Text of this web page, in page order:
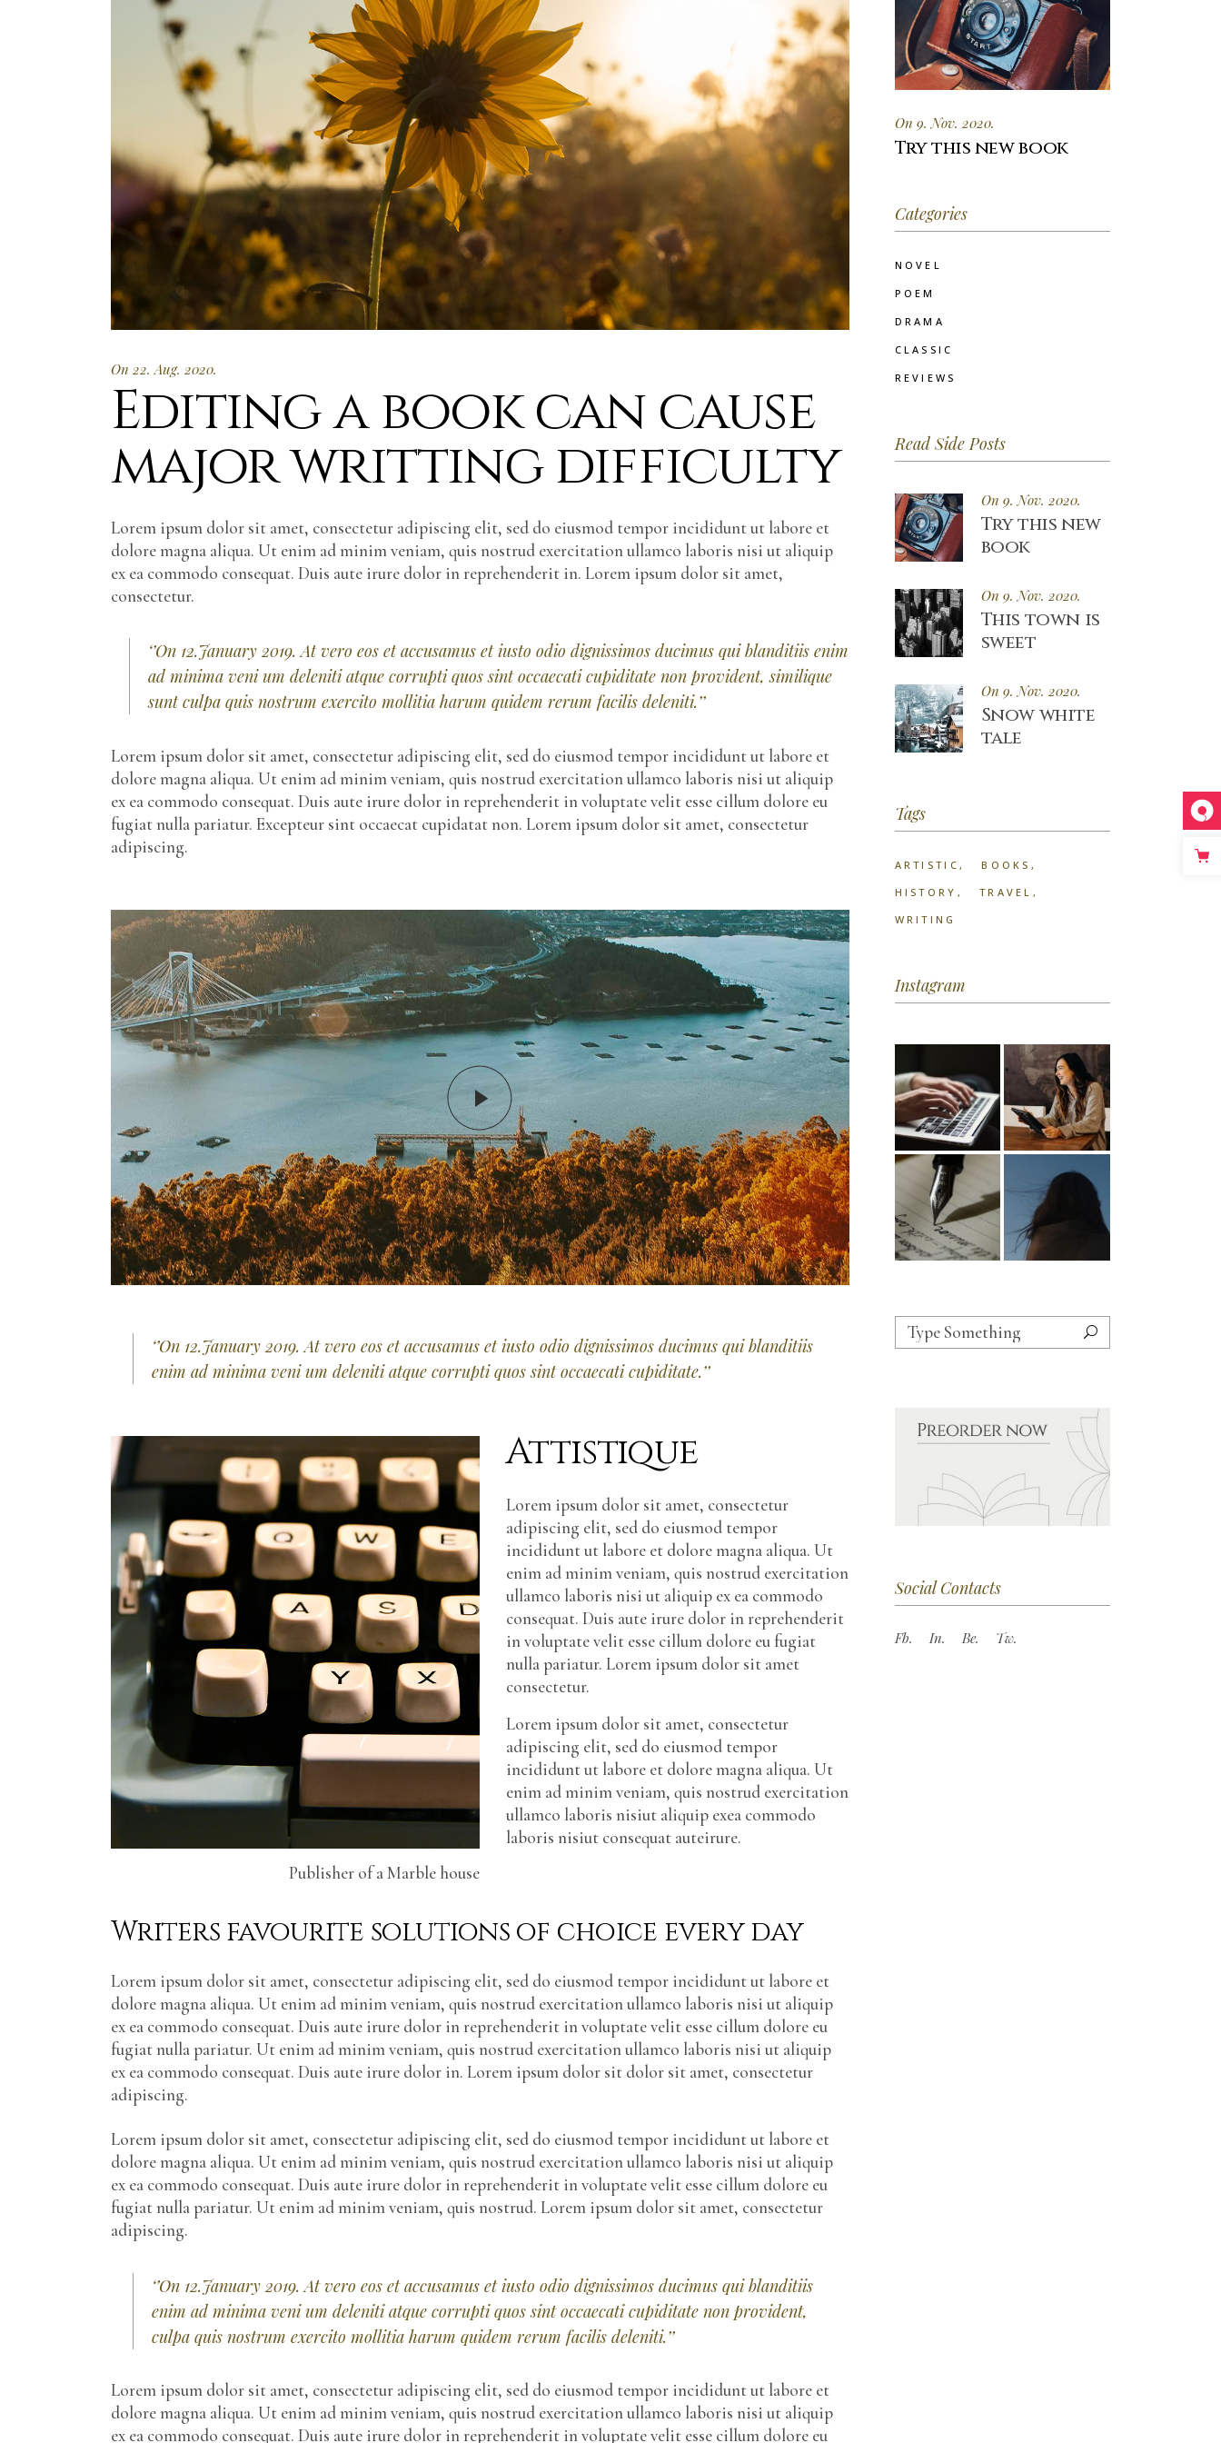
On 22. Aug. 2020.
Editing a book can cause
major writting difficulty
Lorem ipsum dolor sit amet, consectetur adipiscing elit, sed do eiusmod tempor incididunt ut labore et
dolore magna aliqua. Ut enim ad minim veniam, quis nostrud exercitation ullamco laboris nisi ut aliquip
ex ea commodo consequat. Duis aute irure dolor in reprehenderit in. Lorem ipsum dolor sit amet,
consectetur.
‘’On 12.January 2019. At vero eos et accusamus et iusto odio dignissimos ducimus qui blanditiis enim
ad minima veni um deleniti atque corrupti quos sint occaecati cupiditate non provident, similique
sunt culpa quis nostrum exercito mollitia harum quidem rerum facilis deleniti.’’
Lorem ipsum dolor sit amet, consectetur adipiscing elit, sed do eiusmod tempor incididunt ut labore et
dolore magna aliqua. Ut enim ad minim veniam, quis nostrud exercitation ullamco laboris nisi ut aliquip
ex ea commodo consequat. Duis aute irure dolor in reprehenderit in voluptate velit esse cillum dolore eu
fugiat nulla pariatur. Excepteur sint occaecat cupidatat non. Lorem ipsum dolor sit amet, consectetur
adipiscing.
‘’On 12.January 2019. At vero eos et accusamus et iusto odio dignissimos ducimus qui blanditiis
enim ad minima veni um deleniti atque corrupti quos sint occaecati cupiditate.’’
Attistique
Lorem ipsum dolor sit amet, consectetur
adipiscing elit, sed do eiusmod tempor
incididunt ut labore et dolore magna aliqua. Ut
enim ad minim veniam, quis nostrud exercitation
ullamco laboris nisi ut aliquip ex ea commodo
consequat. Duis aute irure dolor in reprehenderit
in voluptate velit esse cillum dolore eu fugiat
nulla pariatur. Lorem ipsum dolor sit amet
consectetur.
Lorem ipsum dolor sit amet, consectetur
adipiscing elit, sed do eiusmod tempor
incididunt ut labore et dolore magna aliqua. Ut
enim ad minim veniam, quis nostrud exercitation
ullamco laboris nisiut aliquip exea commodo
laboris nisiut consequat auteirure.
Publisher of a Marble house
Writers favourite solutions of choice every day
Lorem ipsum dolor sit amet, consectetur adipiscing elit, sed do eiusmod tempor incididunt ut labore et
dolore magna aliqua. Ut enim ad minim veniam, quis nostrud exercitation ullamco laboris nisi ut aliquip
ex ea commodo consequat. Duis aute irure dolor in reprehenderit in voluptate velit esse cillum dolore eu
fugiat nulla pariatur. Ut enim ad minim veniam, quis nostrud exercitation ullamco laboris nisi ut aliquip
ex ea commodo consequat. Duis aute irure dolor in. Lorem ipsum dolor sit dolor sit amet, consectetur
adipiscing.
Lorem ipsum dolor sit amet, consectetur adipiscing elit, sed do eiusmod tempor incididunt ut labore et
dolore magna aliqua. Ut enim ad minim veniam, quis nostrud exercitation ullamco laboris nisi ut aliquip
ex ea commodo consequat. Duis aute irure dolor in reprehenderit in voluptate velit esse cillum dolore eu
fugiat nulla pariatur. Ut enim ad minim veniam, quis nostrud. Lorem ipsum dolor sit amet, consectetur
adipiscing.
‘’On 12.January 2019. At vero eos et accusamus et iusto odio dignissimos ducimus qui blanditiis
enim ad minima veni um deleniti atque corrupti quos sint occaecati cupiditate non provident,
culpa quis nostrum exercito mollitia harum quidem rerum facilis deleniti.’’
Lorem ipsum dolor sit amet, consectetur adipiscing elit, sed do eiusmod tempor incididunt ut labore et
dolore magna aliqua. Ut enim ad minim veniam, quis nostrud exercitation ullamco laboris nisi ut aliquip
ex ea commodo consequat. Duis aute irure dolor in reprehenderit in voluptate velit esse cillum dolore eu
On 9. Nov. 2020.
Try this new book
Categories
NOVEL
POEM
DRAMA
CLASSIC
REVIEWS
Read Side Posts
On 9. Nov. 2020.
Try this new
book
On 9. Nov. 2020.
This town is
sweet
On 9. Nov. 2020.
Snow white
tale
Tags
ARTISTIC
BOOKS
HISTORY
TRAVEL
WRITING
Instagram
Social Contacts
Fb. In. Be. Tw.